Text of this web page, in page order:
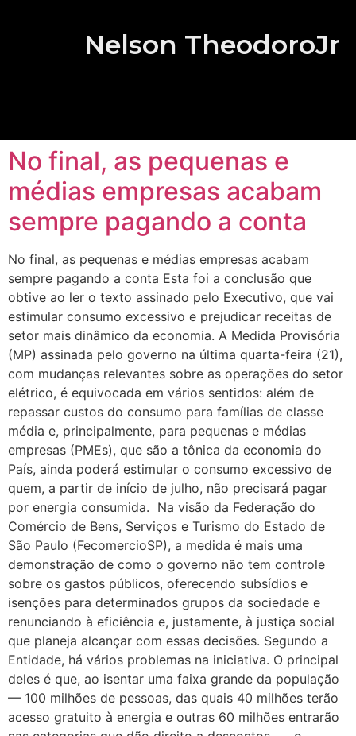
Nelson TheodoroJr
No final, as pequenas e
médias empresas acabam
sempre pagando a conta
No final, as pequenas e médias empresas acabam
sempre pagando a conta Esta foi a conclusão que
obtive ao ler o texto assinado pelo Executivo, que vai
estimular consumo excessivo e prejudicar receitas de
setor mais dinâmico da economia. A Medida Provisória
(MP) assinada pelo governo na última quarta-feira (21),
com mudanças relevantes sobre as operações do setor
elétrico, é equivocada em vários sentidos: além de
repassar custos do consumo para famílias de classe
média e, principalmente, para pequenas e médias
empresas (PMEs), que são a tônica da economia do
País, ainda poderá estimular o consumo excessivo de
quem, a partir de início de julho, não precisará pagar
por energia consumida. Na visão da Federação do
Comércio de Bens, Serviços e Turismo do Estado de
São Paulo (FecomercioSP), a medida é mais uma
demonstração de como o governo não tem controle
sobre os gastos públicos, oferecendo subsídios e
isenções para determinados grupos da sociedade e
renunciando à eficiência e, justamente, à justiça social
que planeja alcançar com essas decisões. Segundo a
Entidade, há vários problemas na iniciativa. O principal
deles é que, ao isentar uma faixa grande da população
— 100 milhões de pessoas, das quais 40 milhões terão
acesso gratuito à energia e outras 60 milhões entrarão